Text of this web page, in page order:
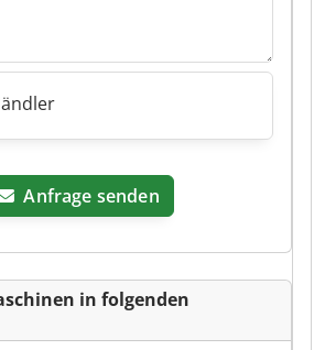
Anfrage senden
in folgenden